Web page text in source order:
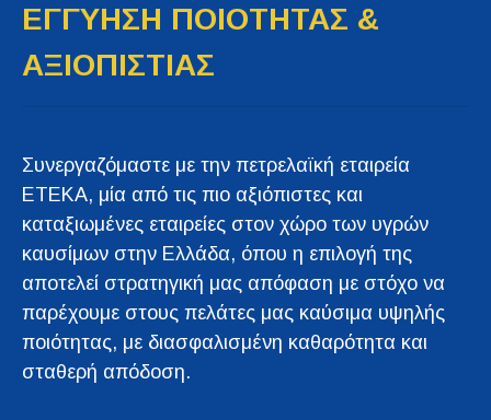
ΕΓΓΥΗΣΗ ΠΟΙΟΤΗΤΑΣ &
ΑΞΙΟΠΙΣΤΙΑΣ
Συνεργαζόμαστε με την πετρελαϊκή εταιρεία
ΕΤΕΚΑ, μία από τις πιο αξιόπιστες και
καταξιωμένες εταιρείες στον χώρο των υγρών
καυσίμων στην Ελλάδα, όπου η επιλογή της
αποτελεί στρατηγική μας απόφαση με στόχο να
παρέχουμε στους πελάτες μας καύσιμα υψηλής
ποιότητας, με διασφαλισμένη καθαρότητα και
σταθερή απόδοση.